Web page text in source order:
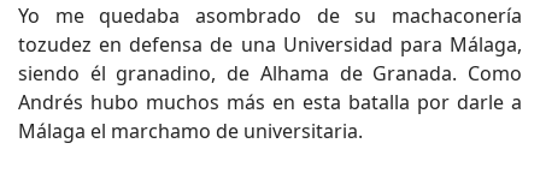
Yo me quedaba asombrado de su machaconería
tozudez en defensa de una Universidad para Málaga,
siendo él granadino, de Alhama de Granada. Como
Andrés hubo muchos más en esta batalla por darle a
Málaga el marchamo de universitaria.